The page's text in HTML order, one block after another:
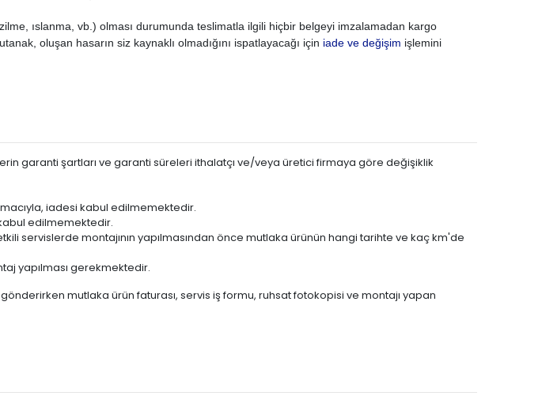
BENZİN
1.6
BENZİN
BENZİN
1.6 VTi
BENZİN
1.6
BENZİN
1.6 VTi
BENZİN
1.6
ıslanma, vb.) olması durumunda teslimatla ilgili hiçbir belgeyi imzalamadan kargo
oluşan hasarın siz kaynaklı olmadığını ispatlayacağı için iade ve değişim işlemini
garanti şartları ve garanti süreleri ithalatçı ve/veya üretici firmaya göre değişiklik
iadesi kabul edilmemektedir.
edilmemektedir.
servislerde montajının yapılmasından önce mutlaka ürünün hangi tarihte ve kaç km'de
yapılması gerekmektedir.
mutlaka ürün faturası, servis iş formu, ruhsat fotokopisi ve montajı yapan